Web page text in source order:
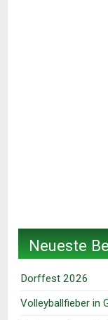
Neueste
Dorffest 2026
Volleyballfieber in